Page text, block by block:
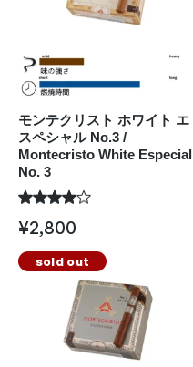
モンテクリスト ホワイト エ
スペシャル No.3 /
Montecristo White Especial
No. 3
¥2,800
sold out